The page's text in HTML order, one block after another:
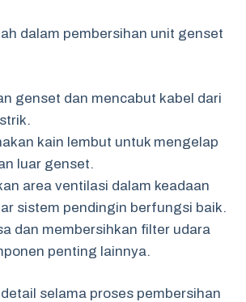
dalam pembersihan unit genset
genset dan mencabut kabel dari
kain lembut untuk mengelap
luar genset.
area ventilasi dalam keadaan
sistem pendingin berfungsi baik.
dan membersihkan filter udara
penting lainnya.
selama proses pembersihan